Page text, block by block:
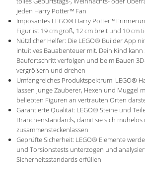
jeden Harry Potter™ Fan
Imposantes LEGO® Harry Potter™
Figur ist 19 cm groß, 12 cm breit und 10 cm
Nützlicher Helfer: Die LEGO® Builder App
intuitives Bauabenteuer mit. Dein Kind kann
Baufortschritt verfolgen und beim Bauen
vergrößern und drehen
Umfangreiches Produktspektrum: LEGO®
lassen junge Zauberer, Hexen und Muggel
beliebten Figuren an vertrauten Orten
Garantierte Qualität: LEGO® Steine und
Branchenstandards, damit sie sich mühelos
zusammensteckenlassen
Geprüfte Sicherheit: LEGO® Elemente
und Torsionstests unterzogen und
Sicherheitsstandards erfüllen